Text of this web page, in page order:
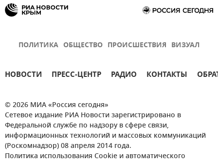
ПОЛИТИКА ОБЩЕСТВО ПРОИСШЕСТВИЯ ВИЗУАЛ
НОВОСТИ ПРЕСС-ЦЕНТР РАДИО КОНТАКТЫ
© 2026 МИА «Россия сегодня»
Сетевое издание РИА Новости зарегистрировано в
Федеральной службе по надзору в сфере связи,
информационных технологий и массовых коммуникаций
(Роскомнадзор) 08 апреля 2014 года.
Политика использования Cookie и автоматического